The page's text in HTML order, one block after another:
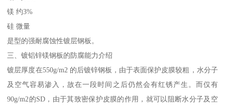
镁 约3%
硅 微量
是型的强耐腐蚀性镀层钢板。
三、镀铝锌镁钢板的防腐能力介绍
镀层厚度在550g/m2 的后镀锌钢板，由于表面保护皮膜较粗，水分子
及空气容易渗入，故在一段时间之后仍然会有红锈产生。而仅有
90g/m2的SD，由于其致密保护皮膜的作用，就可以阻断水分子及空